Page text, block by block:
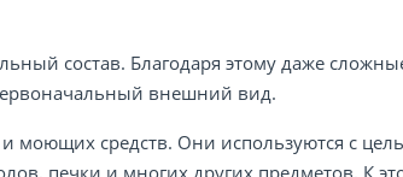
состав. Благодаря этому даже
внешний вид.
моющих средств. Они используются с
печки и многих других предметов. К